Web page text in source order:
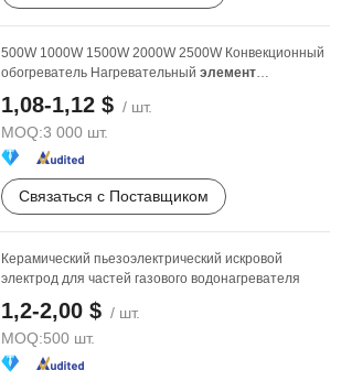
500W 1000W 1500W 2000W 2500W Конвекционный
обогреватель Нагревательный элемент
Зигзагообразная ...
1,08-1,12 $ / шт.
MOQ:3 000 шт.
Связаться с Поставщиком
Керамический пьезоэлектрический искровой
электрод для частей газового водонагревателя
1,2-2,00 $ / шт.
MOQ:500 шт.